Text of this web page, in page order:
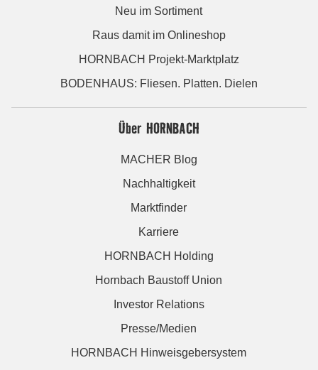
Neu im Sortiment
Raus damit im Onlineshop
HORNBACH Projekt-Marktplatz
BODENHAUS: Fliesen. Platten. Dielen
Über HORNBACH
MACHER Blog
Nachhaltigkeit
Marktfinder
Karriere
HORNBACH Holding
Hornbach Baustoff Union
Investor Relations
Presse/Medien
HORNBACH Hinweisgebersystem